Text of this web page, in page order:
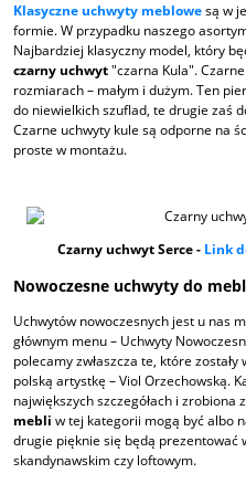
Klasyczne uchwyty meblowesą w
formie. W przypadku naszego
Najbardziej klasyczny model, który
czarny uchwyt"czarna Kula".
rozmiarach – małym i dużym. Ten
do niewielkich szuflad, te drugie zaś
Czarne uchwyty kule są odporne na
proste w montażu.
Czarny uchwyt Serce - Link
Nowoczesne uchwyty do
Uchwytów nowoczesnych jest u nas
głównym menu – Uchwyty
polecamy zwłaszcza te, które
polską artystkę – Viol Orzechowską.
największych szczegółach i zrobiona
mebli w tej kategorii mogą być albo
drugie pięknie się będą prezentować
skandynawskim czy loftowym.